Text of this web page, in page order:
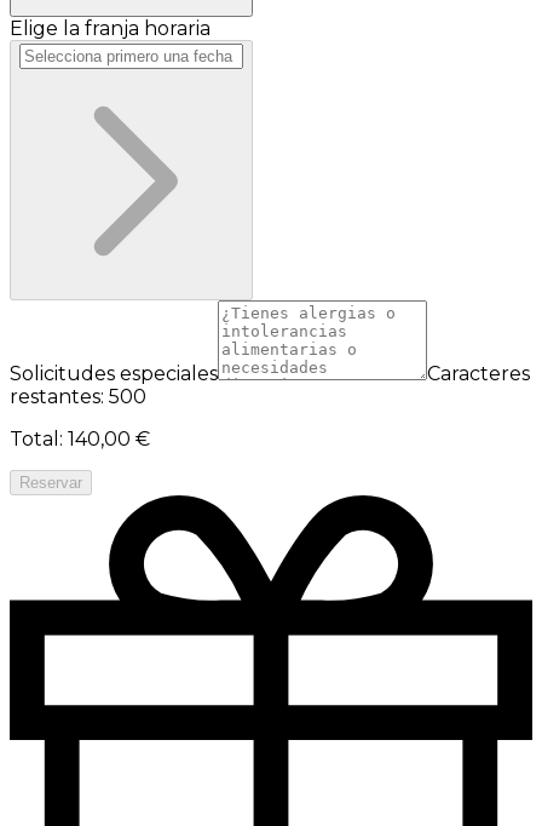
Elige la franja horaria
Solicitudes especiales
Caracteres
restantes: 500
Total : 140,00 €
Reservar